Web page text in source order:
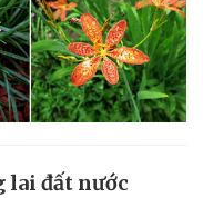
lai đất nước